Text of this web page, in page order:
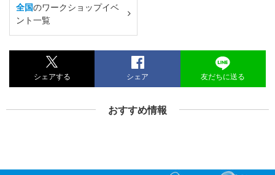
全国のワークショップイベ
ント一覧
シェアする シェア 友だちに送る
おすすめ情報